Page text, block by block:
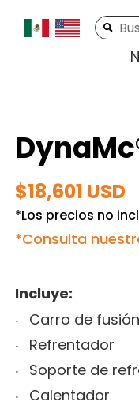
$18,601 USD
*Los precios no
*Consulta
Incluye:
Carro de fusión
Refrentador
Soporte de
Calentador